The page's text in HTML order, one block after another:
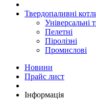
Твердопаливні
Універсальні
Пелетні
Піролізні
Промислові
Новини
Прайс лист
Інформація